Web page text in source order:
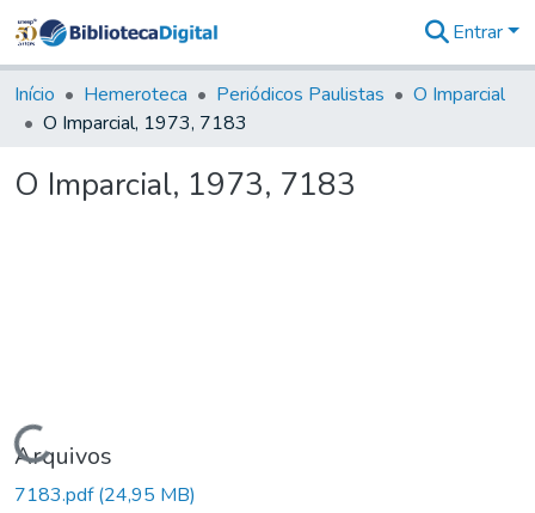
&
Coleções
Tudo na
Digital
Entrar
Início Hemeroteca Periódicos Paulistas
O Imparcial
O Imparcial, 1973, 7183
O Imparcial, 1973, 7183
Carregando...
Arquivos
7183.pdf(24,95 MB)